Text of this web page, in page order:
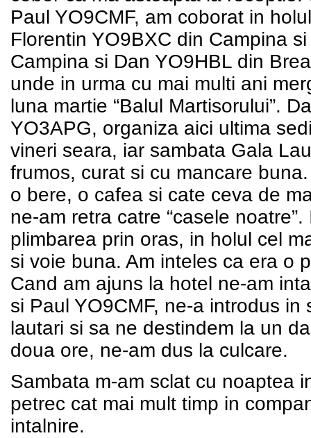
Paul YO9CMF, am coborat in
Florentin YO9BXC din Campina
Campina si Dan YO9HBL din
unde in urma cu mai multi ani
luna martie “Balul Martisorului”.
YO3APG, organiza aici ultima
vineri seara, iar sambata Gala
frumos, curat si cu mancare
o bere, o cafea si cate ceva de
ne-am retra catre “casele
plimbarea prin oras, in holul cel
si voie buna. Am inteles ca era o
Cand am ajuns la hotel ne-am
si Paul YO9CMF, ne-a introdus
lautari si sa ne destindem la un
doua ore, ne-am dus la culcare.
Sambata m-am sclat cu noaptea
petrec cat mai mult timp in
intalnire.